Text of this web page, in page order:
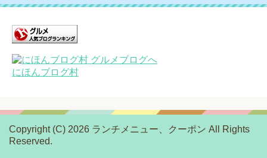
にほんブログ村
Copyright (C) 2026 ランチメニュー、クーポン All Rights
Reserved.